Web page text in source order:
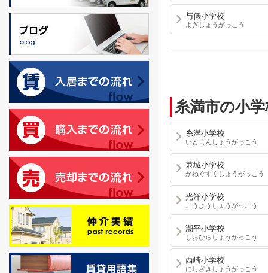
与儀小学校
よぎしょうがっこう
糸満市の小
糸満小学校
いとまんしょうがっこう
兼城小学校
かねぐすくしょうがっこう
光洋小学校
こうようしょうがっこう
潮平小学校
しおひらしょうがっこう
西崎小学校
にしざきしょうがっこう